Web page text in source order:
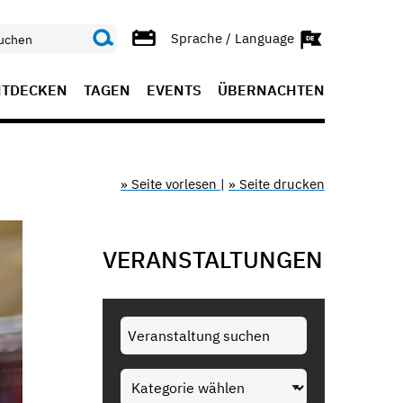
Sprache / Language
TAGEN EVENTS ÜBERNACHTEN
» Seite vorlesen | » Seite drucken
VERANSTALTUNGEN